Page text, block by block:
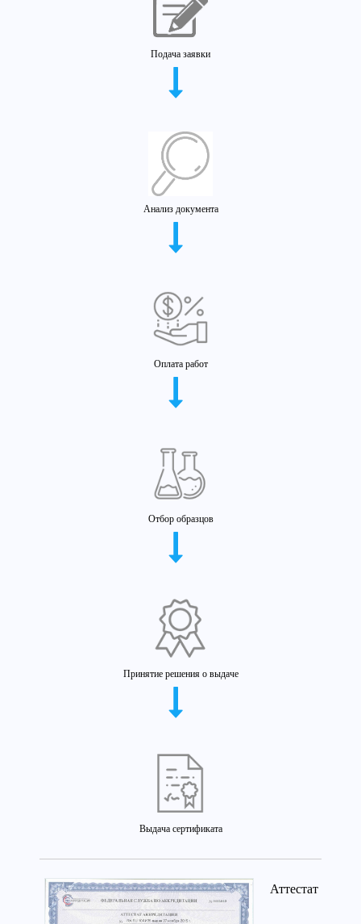
Подача заявки
Анализ документа
Оплата работ
Отбор образцов
Принятие решения о выдаче
Выдача сертификата
Аттестат